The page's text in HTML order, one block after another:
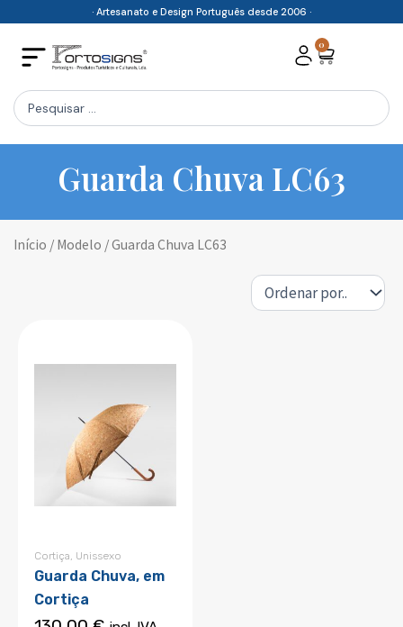
content
· Artesanato e Design Português desde 2006 ·
0
Cart
Search
...
Guarda Chuva LC63
Início / Modelo / Guarda Chuva LC63
Cortiça Unissexo
Guarda Chuva, em
Cortiça